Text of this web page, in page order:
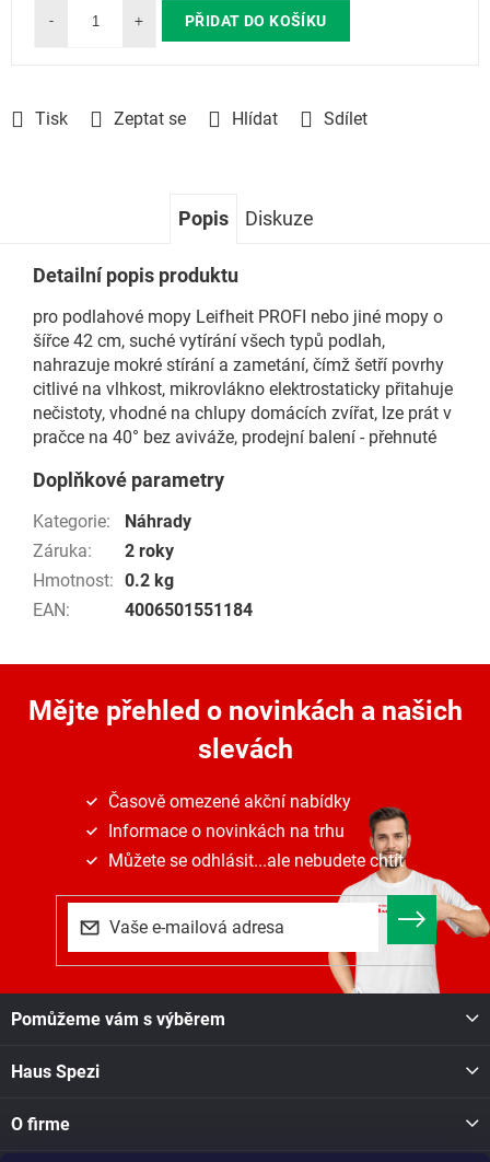
Tisk Zeptat se Hlídat Sdílet
PŘIDAT DO KOŠÍKU
Popis Diskuze
Detailní popis produktu
pro podlahové mopy Leifheit PROFI nebo jiné mopy o
šířce 42 cm, suché vytírání všech typů podlah,
nahrazuje mokré stírání a zametání, čímž šetří povrhy
citlivé na vlhkost, mikrovlákno elektrostaticky přitahuje
nečistoty, vhodné na chlupy domácích zvířat, lze prát v
pračce na 40° bez aviváže, prodejní balení - přehnuté
Doplňkové parametry
Kategorie:
Náhrady
Záruka:
2 roky
Hmotnost: 0.2 kg
EAN: 4006501551184
Mějte přehled o novinkách a našich
slevách
Časově omezené akční nabídky
Informace o novinkách na trhu
Můžete se odhlásit...ale nebudete chtít
Pomůžeme vám s výběrem
Haus Spezi
O firme